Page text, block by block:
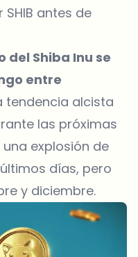
antes de
del Shiba Inu se
entre
tendencia alcista
las próximas
explosión de
días, pero
y diciembre.